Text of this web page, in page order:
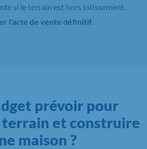
si le terrain est hors lotissement.
l'acte de vente définitif
prévoir pour
et construire
maison ?